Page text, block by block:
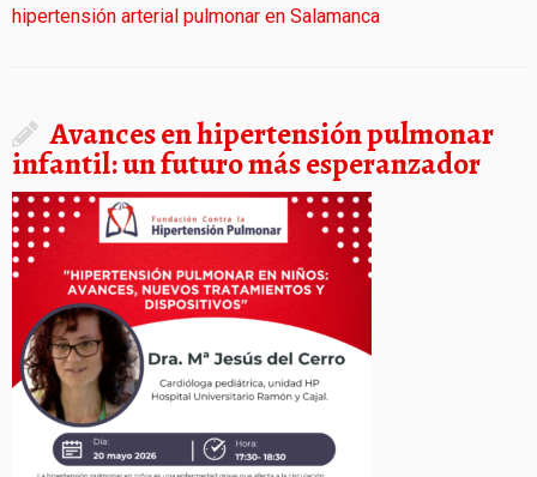
hipertensión arterial pulmonar en Salamanca
Avances en hipertensión pulmonar
infantil: un futuro más esperanzador